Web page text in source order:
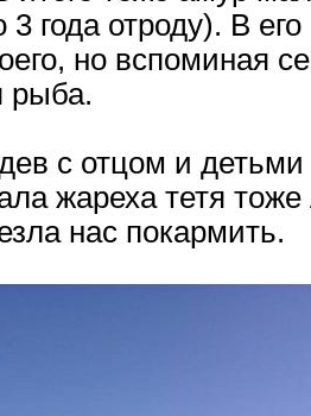
3 года отроду). В
но вспоминая
рыба.
с отцом и
жареха тетя
нас покармить.